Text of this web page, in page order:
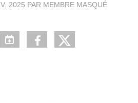
2025 PAR MEMBRE MASQUÉ